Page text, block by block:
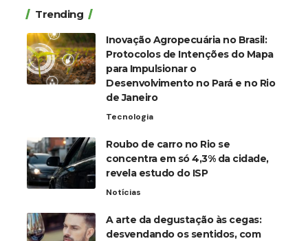
Trending
Inovação Agropecuária no Brasil:
Protocolos de Intenções do Mapa
para Impulsionar o
Desenvolvimento no Pará e no Rio
de Janeiro
Tecnologia
Roubo de carro no Rio se
concentra em só 4,3% da cidade,
revela estudo do ISP
Notícias
A arte da degustação às cegas:
desvendando os sentidos, com